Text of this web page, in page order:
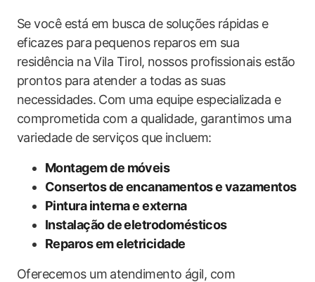
Se você está em busca de soluções rápidas e
eficazes para pequenos reparos em sua
residência na Vila Tirol, nossos profissionais estão
prontos para atender a todas as suas
necessidades. Com uma equipe especializada e
comprometida com a qualidade, garantimos uma
variedade de serviços que incluem:
Montagem de móveis
Consertos de encanamentos e vazamentos
Pintura interna e externa
Instalação de eletrodomésticos
Reparos em eletricidade
Oferecemos um atendimento ágil, com